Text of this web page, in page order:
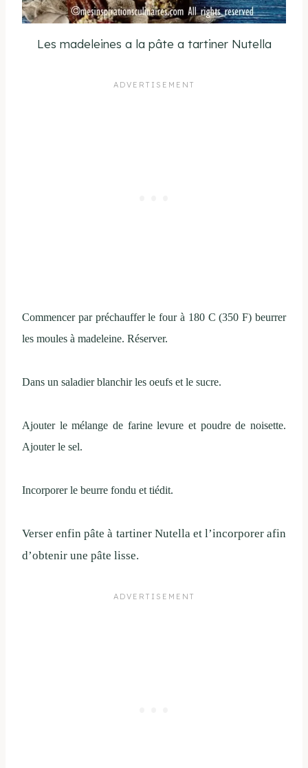
Les madeleines a la pâte a tartiner Nutella
Commencer par préchauffer le four à 180 C (350 F) beurrer
les moules à madeleine. Réserver.
Dans un saladier blanchir les oeufs et le sucre.
Ajouter le mélange de farine levure et poudre de noisette.
Ajouter le sel.
Incorporer le beurre fondu et tiédit.
Verser enfin pâte à tartiner Nutella et l’incorporer afin
d’obtenir une pâte lisse.